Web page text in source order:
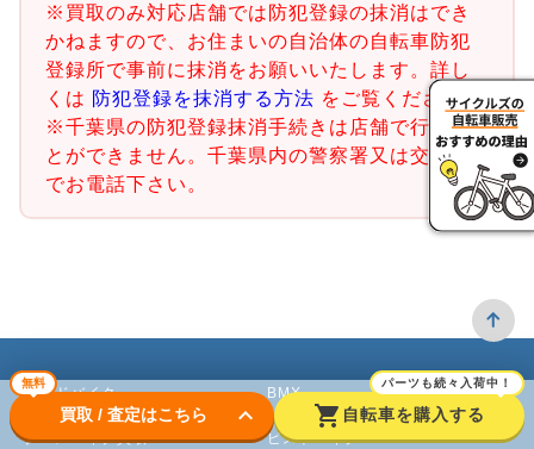
※買取のみ対応店舗では防犯登録の抹消はでき
かねますので、お住まいの自治体の自転車防犯
登録所で事前に抹消をお願いいたします。詳し
くは 防犯登録を抹消する方法 をご覧ください。
※千葉県の防犯登録抹消手続きは店舗で行うこ
とができません。千葉県内の警察署又は交番ま
でお電話下さい。
無料
買取 / 査定はこちら keyboard_arrow_down shopping_cart
パーツも続々入荷中！
自転車を購入する
ロードバイク
クロスバイク買取
BMX
ピストバイク